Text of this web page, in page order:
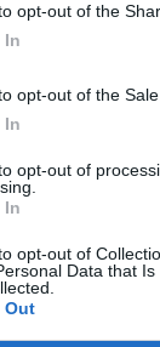
opt-out of the
In
opt-out of the
In
opt-out of
In
opt-out of
Data that
Out